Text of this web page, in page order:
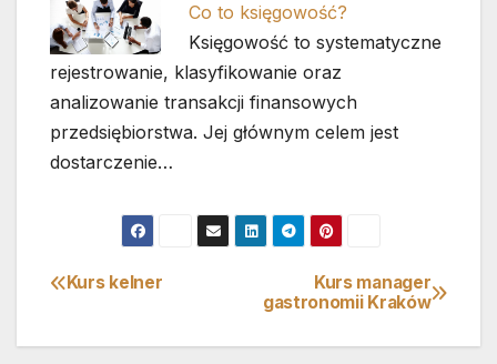
Co to księgowość?
Księgowość to systematyczne
rejestrowanie, klasyfikowanie oraz
analizowanie transakcji finansowych
przedsiębiorstwa. Jej głównym celem jest
dostarczenie…
Nawigacja
wpisu
Kurs manager
gastronomii Kraków
Kurs kelner